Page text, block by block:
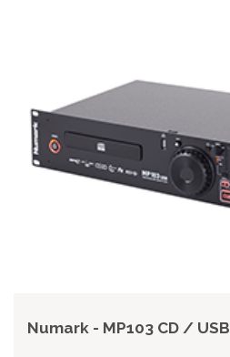
Numark - MP103 CD / USB